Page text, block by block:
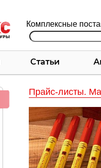
Комплексные
Статьи
Прайс-листы.